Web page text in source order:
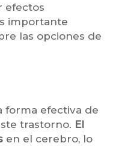
efectos
importante
las opciones de
forma efectiva de
trastorno. El
en el cerebro, lo